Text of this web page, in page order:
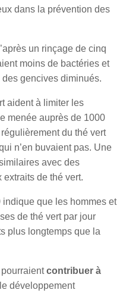
dans la prévention des
un rinçage de cinq
moins de bactéries et
gencives diminués.
aident à limiter les
menée auprès de 1000
du thé vert
n’en buvaient pas. Une
avec des
de thé vert.
que les hommes et
de thé vert par jour
plus longtemps que la
pourraientcontribuer à
développement